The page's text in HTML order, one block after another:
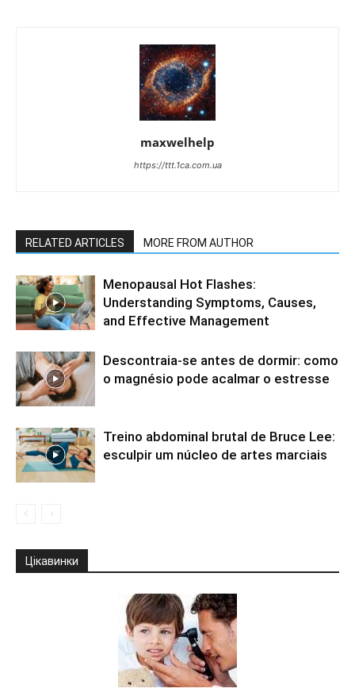
maxwelhelp
https://ttt.1ca.com.ua
RELATED ARTICLES MORE FROM AUTHOR
Menopausal Hot Flashes:
Understanding Symptoms, Causes,
and Effective Management
Descontraia-se antes de dormir: como
o magnésio pode acalmar o estresse
Treino abdominal brutal de Bruce Lee:
esculpir um núcleo de artes marciais
Цікавинки